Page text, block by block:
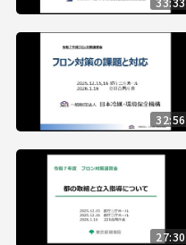
32:56
27:30